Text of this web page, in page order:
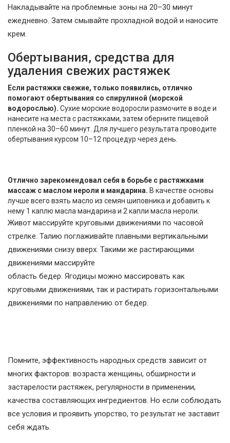
Накладывайте на проблемные зоны на 20–30 минут
ежедневно. Затем смывайте прохладной водой и наносите
крем.
Обертывания, средства для
удаления свежих растяжек
Если растяжки свежие, только появились, отлично
помогают обертывания со спирулиной (морской
водорослью). Сухие морские водоросли размочите в воде и
нанесите на места с растяжками, затем оберните пищевой
пленкой на 30–60 минут. Для лучшего результата проводите
обертывания курсом 10–12 процедур через день.
Отлично зарекомендовал себя в борьбе с растяжками
массаж с маслом нероли и мандарина. В качестве основы
лучше всего взять масло из семян шиповника и добавить к
нему 1 каплю масла мандарина и 2 капли масла нероли.
Живот массируйте круговыми движениями по часовой
стрелке. Талию поглаживайте плавными вертикальными
движениями снизу вверх. Такими же растирающими
движениями массируйте
область бедер. Ягодицы можно массировать как
круговыми движениями, так и растирать горизонтальными
движениями по направлению от бедер.
Помните, эффективность народных средств зависит от
многих факторов: возраста женщины, обширности и
застарелости растяжек, регулярности в применении,
качества составляющих ингредиентов. Но если соблюдать
все условия и проявить упорство, то результат не заставит
себя ждать.